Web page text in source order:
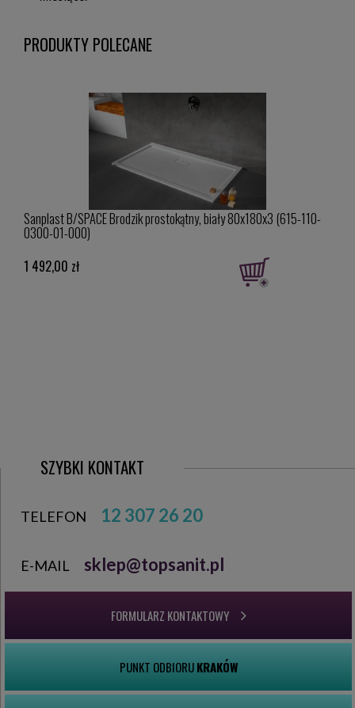
PRODUKTY POLECANE
Sanplast B/SPACE Brodzik prostokątny, biały 80x180x3 (615-110-
0300-01-000)
1 492,00 zł
SZYBKI KONTAKT
TELEFON 12 307 26 20
E-MAIL sklep@topsanit.pl
FORMULARZ KONTAKTOWY
PUNKT ODBIORUKRAKÓW